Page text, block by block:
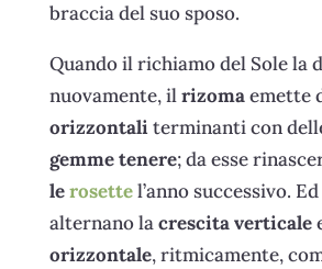
braccia del suo sposo.
Quando il richiamo del Sole la
nuovamente, ilrizomaemette
orizzontaliterminanti con
gemme tenere; da esse
lerosettel’anno successivo.
alternano lacrescita verticale
orizzontale, ritmicamente,